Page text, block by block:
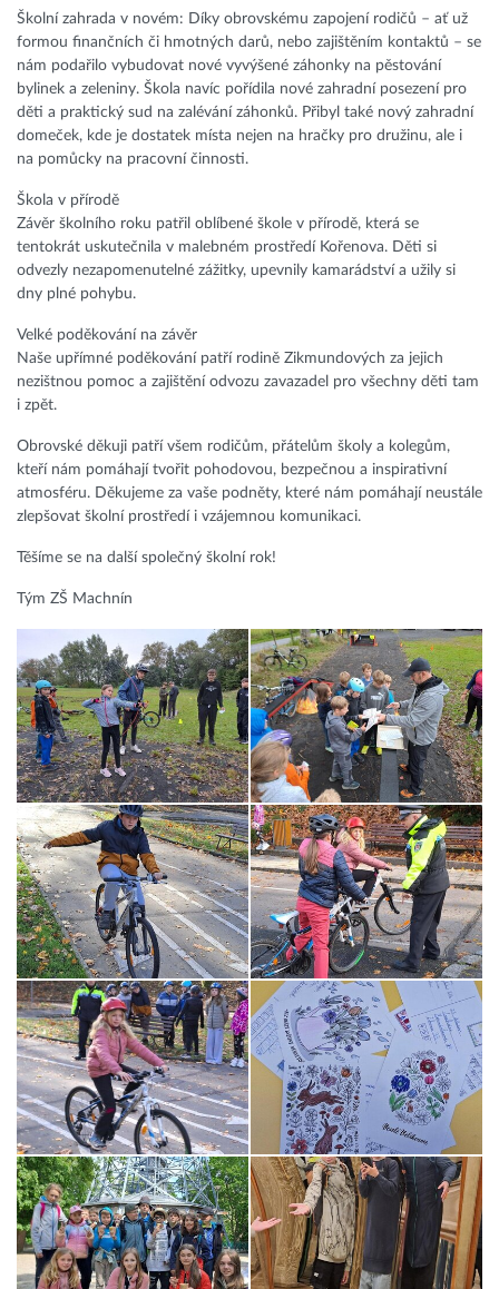
Školní zahrada v novém: Díky obrovskému zapojení rodičů – ať už
formou finančních či hmotných darů, nebo zajištěním kontaktů – se
nám podařilo vybudovat nové vyvýšené záhonky na pěstování
bylinek a zeleniny. Škola navíc pořídila nové zahradní posezení pro
děti a praktický sud na zalévání záhonků. Přibyl také nový zahradní
domeček, kde je dostatek místa nejen na hračky pro družinu, ale i
na pomůcky na pracovní činnosti.
Škola v přírodě
Závěr školního roku patřil oblíbené škole v přírodě, která se
tentokrát uskutečnila v malebném prostředí Kořenova. Děti si
odvezly nezapomenutelné zážitky, upevnily kamarádství a užily si
dny plné pohybu.
Velké poděkování na závěr
Naše upřímné poděkování patří rodině Zikmundových za jejich
nezištnou pomoc a zajištění odvozu zavazadel pro všechny děti tam
i zpět.
Obrovské děkuji patří všem rodičům, přátelům školy a kolegům,
kteří nám pomáhají tvořit pohodovou, bezpečnou a inspirativní
atmosféru. Děkujeme za vaše podněty, které nám pomáhají neustále
zlepšovat školní prostředí i vzájemnou komunikaci.
Těšíme se na další společný školní rok!
Tým ZŠ Machnín